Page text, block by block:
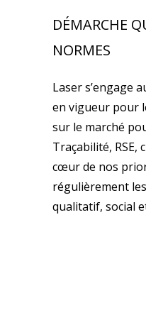
DÉMARCHE
NORMES
Laser s’engage
en vigueur pour
sur le marché
Traçabilité, RSE,
cœur de nos
régulièrement
qualitatif, social